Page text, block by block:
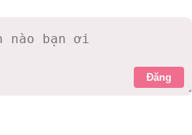
Đăng